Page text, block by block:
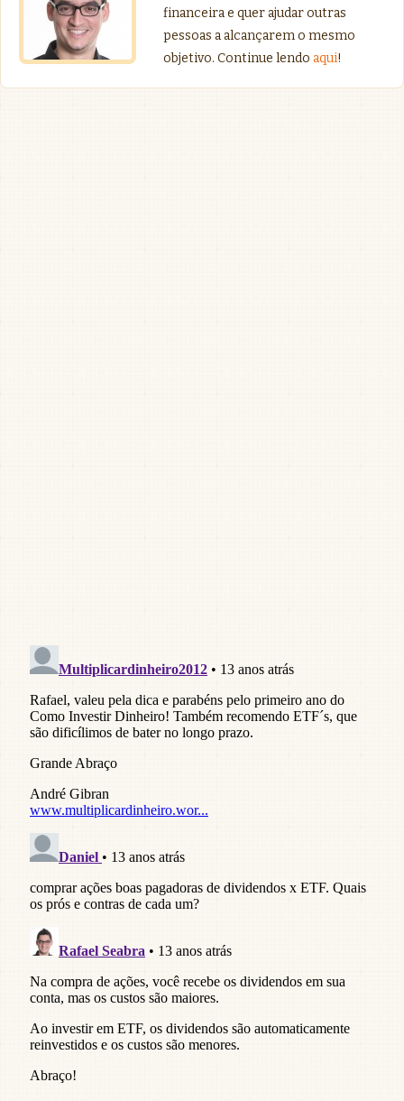
financeira e quer ajudar outras
pessoas a alcançarem o mesmo
objetivo. Continue lendo aqui!